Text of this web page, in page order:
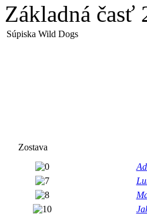
Základná časť
Súpiska Wild Dogs
Zostava